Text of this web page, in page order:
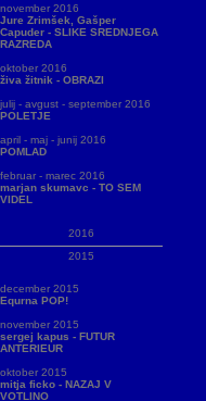
november 2016
Jure Zrimšek, Gašper
Capuder - SLIKE SREDNJEGA
RAZREDA
oktober 2016
živa žitnik - OBRAZI
julij - avgust - september 2016
POLETJE
april - maj - junij 2016
POMLAD
februar - marec 2016
marjan skumavc - TO SEM
VIDEL
2016
2015
december 2015
Equrna POP!
november 2015
sergej kapus - FUTUR
ANTERIEUR
oktober 2015
mitja ficko - NAZAJ V
VOTLINO